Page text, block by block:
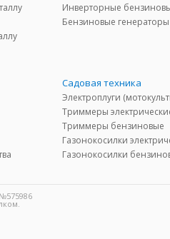
Бензиновые генераторы
Садовая техника
Электроплуги
Триммеры
Триммеры бензиновые
Газонокосилки
Газонокосилки